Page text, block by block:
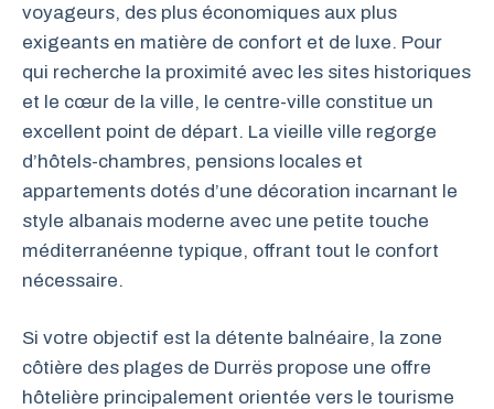
voyageurs, des plus économiques aux plus
exigeants en matière de confort et de luxe. Pour
qui recherche la proximité avec les sites historiques
et le cœur de la ville, le centre-ville constitue un
excellent point de départ. La vieille ville regorge
d’hôtels-chambres, pensions locales et
appartements dotés d’une décoration incarnant le
style albanais moderne avec une petite touche
méditerranéenne typique, offrant tout le confort
nécessaire.
Si votre objectif est la détente balnéaire, la zone
côtière des plages de Durrës propose une offre
hôtelière principalement orientée vers le tourisme